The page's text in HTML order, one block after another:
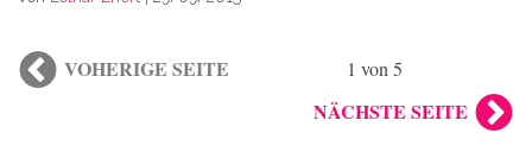
VOHERIGE SEITE 1 von 5
NÄCHSTE SEITE